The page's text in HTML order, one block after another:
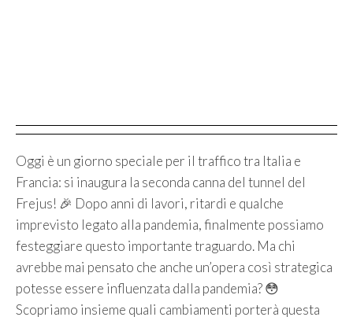
Oggi è un giorno speciale per il traffico tra Italia e
Francia: si inaugura la seconda canna del tunnel del
Frejus! 🎉 Dopo anni di lavori, ritardi e qualche
imprevisto legato alla pandemia, finalmente possiamo
festeggiare questo importante traguardo. Ma chi
avrebbe mai pensato che anche un’opera così strategica
potesse essere influenzata dalla pandemia? 😳
Scopriamo insieme quali cambiamenti porterà questa